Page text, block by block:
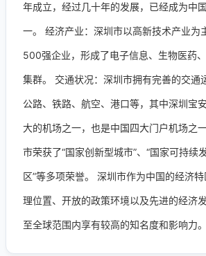
年成立，经过几十年的发展，已经成为中
一。 经济产业：深圳市以高新技术产业为
500强企业，形成了电子信息、生物医药
集群。 交通状况：深圳市拥有完善的交通
公路、铁路、航空、港口等，其中深圳宝
大的机场之一，也是中国四大门户机场之
市荣获了“国家创新型城市”、“国家可持续
区”等多项荣誉。 深圳市作为中国的经济
理位置、开放的政策环境以及先进的经济
至全球范围内享有较高的知名度和影响力。